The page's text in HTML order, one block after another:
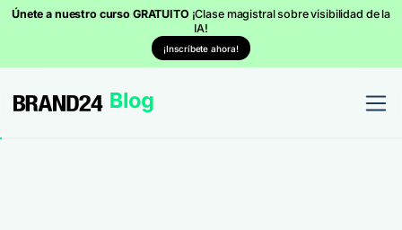
Únete a nuestro curso GRATUITO ¡Clase magistral sobre visibilidad de la
IA!
¡Inscríbete ahora!